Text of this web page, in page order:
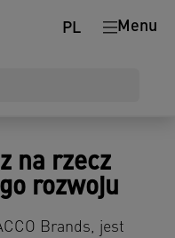
Menu
PL
na rzecz
rozwoju
Brands, jest